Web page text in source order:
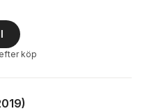
köp